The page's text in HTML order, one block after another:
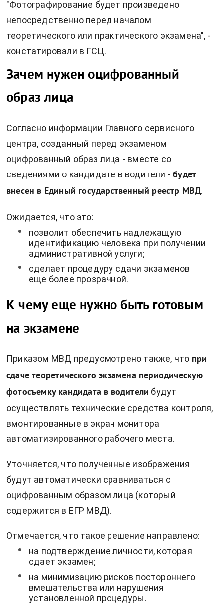
"Фотографирование будет произведено
непосредственно перед началом
теоретического или практического экзамена", -
констатировали в ГСЦ.
Зачем нужен оцифрованный
образ лица
Согласно информации Главного сервисного
центра, созданный перед экзаменом
оцифрованный образ лица - вместе со
сведениями о кандидате в водители - будет
внесен в Единый государственный реестр МВД.
Ожидается, что это:
позволит обеспечить надлежащую
идентификацию человека при получении
административной услуги;
сделает процедуру сдачи экзаменов
еще более прозрачной.
К чему еще нужно быть готовым
на экзамене
Приказом МВД предусмотрено также, что при
сдаче теоретического экзамена периодическую
фотосъемку кандидата в водители будут
осуществлять технические средства контроля,
вмонтированные в экран монитора
автоматизированного рабочего места.
Уточняется, что полученные изображения
будут автоматически сравниваться с
оцифрованным образом лица (который
содержится в ЕГР МВД).
Отмечается, что такое решение направлено:
на подтверждение личности, которая
сдает экзамен;
на минимизацию рисков постороннего
вмешательства или нарушения
установленной процедуры.